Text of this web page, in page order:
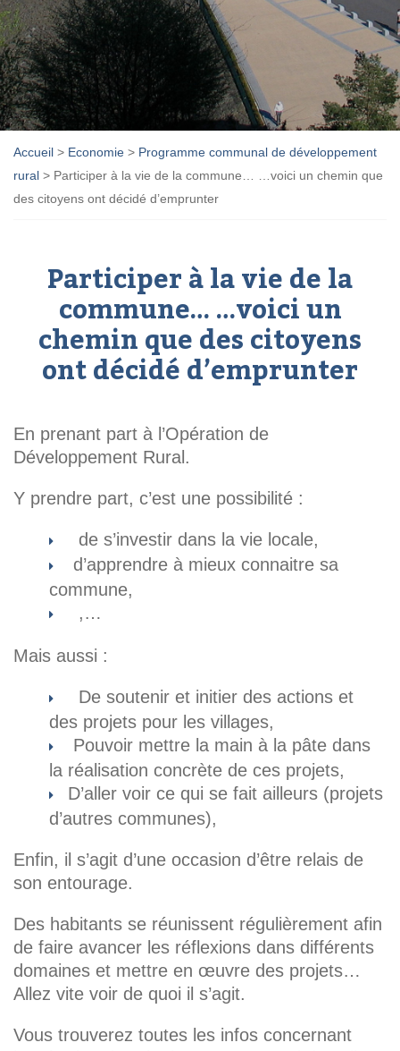
Accueil > Economie > Programme communal de développement
rural > Participer à la vie de la commune… …voici un chemin que
des citoyens ont décidé d’emprunter
Participer à la vie de la
commune… …voici un
chemin que des citoyens
ont décidé d’emprunter
En prenant part à l’Opération de
Développement Rural.
Y prendre part, c’est une possibilité :
de s’investir dans la vie locale,
d’apprendre à mieux connaitre sa
commune,
,…
Mais aussi :
De soutenir et initier des actions et
des projets pour les villages,
Pouvoir mettre la main à la pâte dans
la réalisation concrète de ces projets,
D’aller voir ce qui se fait ailleurs (projets
d’autres communes),
Enfin, il s’agit d’une occasion d’être relais de
son entourage.
Des habitants se réunissent régulièrement afin
de faire avancer les réflexions dans différents
domaines et mettre en œuvre des projets…
Allez vite voir de quoi il s’agit.
Vous trouverez toutes les infos concernant